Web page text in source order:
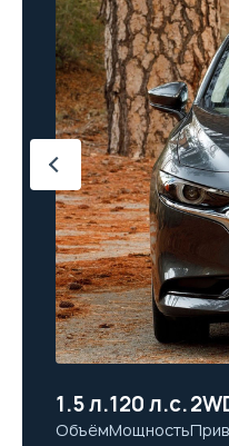
1.5 л.
Объём
120 л.с.
Мощность